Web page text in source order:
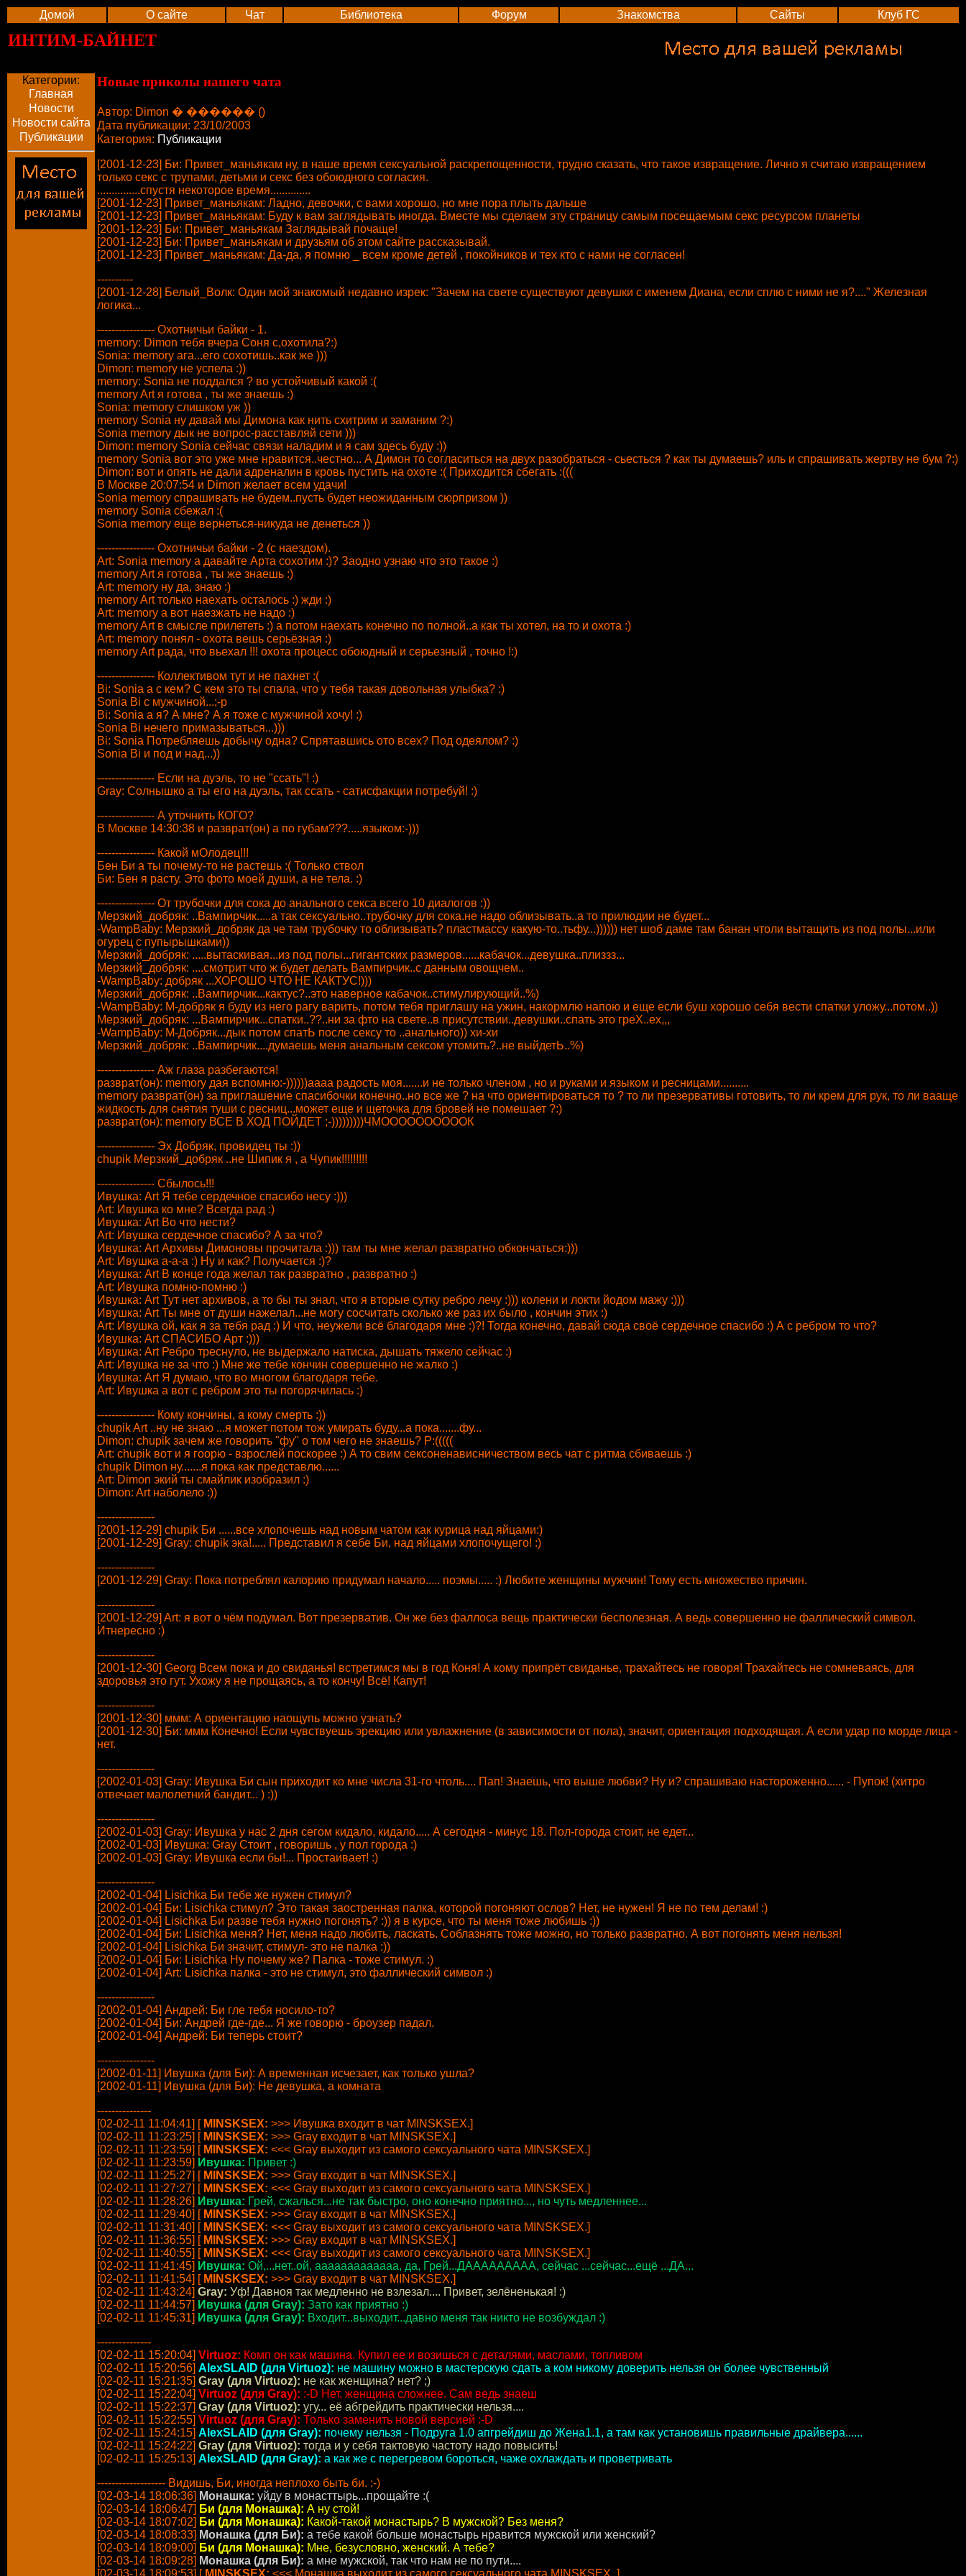
Домой О сайте Чат Библиотека Форум Знакомства Сайты Клуб ГС
ИНТИМ-БАЙНЕТ
Категории:
Главная
Новости
Новости сайта
Публикации
Новые приколы нашего чата
Автор: Dimon � ������ ()
Дата публикации: 23/10/2003
Категория: Публикации
[2001-12-23] Би: Привет_маньякам ну, в наше время сексуальной раскрепощенности, трудно сказать, что такое извращение. Лично я считаю извращением
только секс с трупами, детьми и секс без обоюдного согласия.
...............спустя некоторое время..............
[2001-12-23] Привет_маньякам: Ладно, девочки, с вами хорошо, но мне пора плыть дальше
[2001-12-23] Привет_маньякам: Буду к вам заглядывать иногда. Вместе мы сделаем эту страницу самым посещаемым секс ресурсом планеты
[2001-12-23] Би: Привет_маньякам Заглядывай почаще!
[2001-12-23] Би: Привет_маньякам и друзьям об этом сайте рассказывай.
[2001-12-23] Привет_маньякам: Да-да, я помню _ всем кроме детей , покойников и тех кто с нами не согласен!
----------
[2001-12-28] Белый_Волк: Один мой знакомый недавно изрек: "Зачем на свете существуют девушки с именем Диана, если сплю с ними не я?...." Железная
логика...
---------------- Охотничьи байки - 1.
memory: Dimon тебя вчера Соня с,охотила?:)
Sonia: memory ага...его сохотишь..как же )))
Dimon: memory не успела :))
memory: Sonia не поддался ? во устойчивый какой :(
memory Art я готова , ты же знаешь :)
Sonia: memory слишком уж ))
memory Sonia ну давай мы Димона как нить схитрим и заманим ?:)
Sonia memory дык не вопрос-расставляй сети )))
Dimon: memory Sonia сейчас связи наладим и я сам здесь буду :))
memory Sonia вот это уже мне нравится..честно... А Димон то согласиться на двух разобраться - сьесться ? как ты думаешь? иль и спрашивать жертву не бум ?:)
Dimon: вот и опять не дали адреналин в кровь пустить на охоте :( Приходится сбегать :(((
В Москве 20:07:54 и Dimon желает всем удачи!
Sonia memory спрашивать не будем..пусть будет неожиданным сюрпризом ))
memory Sonia сбежал :(
Sonia memory еще вернеться-никуда не денеться ))
---------------- Охотничьи байки - 2 (с наездом).
Art: Sonia memory а давайте Арта сохотим :)? Заодно узнаю что это такое :)
memory Art я готова , ты же знаешь :)
Art: memory ну да, знаю :)
memory Art только наехать осталось :) жди :)
Art: memory а вот наезжать не надо :)
memory Art в смысле прилететь :) а потом наехать конечно по полной..а как ты хотел, на то и охота :)
Art: memory понял - охота вешь серьёзная :)
memory Art рада, что вьехал !!! охота процесс обоюдный и серьезный , точно !:)
---------------- Коллективом тут и не пахнет :(
Bi: Sonia а с кем? С кем это ты спала, что у тебя такая довольная улыбка? :)
Sonia Bi с мужчиной...;-p
Bi: Sonia а я? А мне? А я тоже с мужчиной хочу! :)
Sonia Bi нечего примазываться...)))
Bi: Sonia Потребляешь добычу одна? Спрятавшись ото всех? Под одеялом? :)
Sonia Bi и под и над...))
---------------- Если на дуэль, то не "ссать"! :)
Gray: Солнышко а ты его на дуэль, так ссать - сатисфакции потребуй! :)
---------------- А уточнить КОГО?
В Москве 14:30:38 и разврат(он) а по губам???.....языком:-)))
---------------- Какой мОлодец!!!
Бен Би а ты почему-то не растешь :( Только ствол
Би: Бен я расту. Это фото моей души, а не тела. :)
---------------- От трубочки для сока до анального секса всего 10 диалогов :))
Мерзкий_добряк: ..Вампирчик.....а так сексуально..трубочку для сока.не надо облизывать..а то прилюдии не будет...
-WampBaby: Мерзкий_добряк да че там трубочку то облизывать? пластмассу какую-то..тьфу...)))))) нет шоб даме там банан чтоли вытащить из под полы...или
огурец с пупырышками))
Мерзкий_добряк: .....вытаскивая...из под полы...гигантских размеров......кабачок...девушка..плиззз...
Мерзкий_добряк: ....смотрит что ж будет делать Вампирчик..с данным овощчем..
-WampBaby: добряк ...ХОРОШО ЧТО НЕ КАКТУС!)))
Мерзкий_добряк: ..Вампирчик...кактус?..это наверное кабачок..стимулирующий..%)
-WampBaby: М-добряк я буду из него рагу варить, потом тебя приглашу на ужин, накормлю напою и еще если буш хорошо себя вести спатки уложу...потом..))
Мерзкий_добряк: ...Вампирчик...спатки..??..ни за фто на свете..в присутствии..девушки..спать это греХ..ех,,,
-WampBaby: М-Добряк...дык потом спатЬ после сексу то ..анального)) хи-хи
Мерзкий_добряк: ..Вампирчик....думаешь меня анальным сексом утомить?..не выйдетЬ..%)
---------------- Аж глаза разбегаются!
разврат(он): memory дая вспомню:-))))))аааа радость моя.......и не только членом , но и руками и языком и ресницами..........
memory разврат(он) за приглашение спасибочки конечно..но все же ? на что ориентироваться то ? то ли презервативы готовить, то ли крем для рук, то ли вааще
жидкость для снятия туши с ресниц...может еще и щеточка для бровей не помешает ?:)
разврат(он): memory ВСЕ В ХОД ПОЙДЕТ ;-)))))))))ЧМООООООООООК
---------------- Эх Добряк, провидец ты :))
chupik Мерзкий_добряк ..не Шипик я , а Чупик!!!!!!!!!
---------------- Сбылось!!!
Ивушка: Art Я тебе сердечное спасибо несу :)))
Art: Ивушка ко мне? Всегда рад :)
Ивушка: Art Во что нести?
Art: Ивушка сердечное спасибо? А за что?
Ивушка: Art Архивы Димоновы прочитала :))) там ты мне желал развратно обкончаться:)))
Art: Ивушка а-а-а :) Ну и как? Получается :)?
Ивушка: Art В конце года желал так развратно , развратно :)
Art: Ивушка помню-помню :)
Ивушка: Art Тут нет архивов, а то бы ты знал, что я вторые сутку ребро лечу :))) колени и локти йодом мажу :)))
Ивушка: Art Ты мне от души нажелал...не могу сосчитать сколько же раз их было , кончин этих :)
Art: Ивушка ой, как я за тебя рад :) И что, неужели всё благодаря мне :)?! Тогда конечно, давай сюда своё сердечное спасибо :) А с ребром то что?
Ивушка: Art СПАСИБО Арт :)))
Ивушка: Art Ребро треснуло, не выдержало натиска, дышать тяжело сейчас :)
Art: Ивушка не за что :) Мне же тебе кончин совершенно не жалко :)
Ивушка: Art Я думаю, что во многом благодаря тебе.
Art: Ивушка а вот с ребром это ты погорячилась :)
---------------- Кому кончины, а кому смерть :))
chupik Art ..ну не знаю ...я может потом тож умирать буду...а пока.......фу...
Dimon: chupik зачем же говорить "фу" о том чего не знаешь? Р:(((((
Art: chupik вот и я гоорю - взрослей поскорее :) А то свим сексоненависничеством весь чат с ритма сбиваешь :)
chupik Dimon ну.......я пока как представлю......
Art: Dimon экий ты смайлик изобразил :)
Dimon: Art наболело :))
----------------
[2001-12-29] chupik Би ......все хлопочешь над новым чатом как курица над яйцами:)
[2001-12-29] Gray: chupik эка!..... Представил я себе Би, над яйцами хлопочущего! :)
----------------
[2001-12-29] Gray: Пока потреблял калорию придумал начало..... поэмы..... :) Любите женщины мужчин! Тому есть множество причин.
----------------
[2001-12-29] Art: я вот о чём подумал. Вот презерватив. Он же без фаллоса вещь практически бесполезная. А ведь совершенно не фаллический символ.
Итнересно :)
----------------
[2001-12-30] Georg Всем пока и до свиданья! встретимся мы в год Коня! А кому припрёт свиданье, трахайтесь не говоря! Трахайтесь не сомневаясь, для
здоровья это гут. Ухожу я не прощаясь, а то кончу! Всё! Капут!
----------------
[2001-12-30] ммм: А ориентацию наощупь можно узнать?
[2001-12-30] Би: ммм Конечно! Если чувствуешь эрекцию или увлажнение (в зависимости от пола), значит, ориентация подходящая. А если удар по морде лица -
нет.
----------------
[2002-01-03] Gray: Ивушка Би сын приходит ко мне числа 31-го чтоль.... Пап! Знаешь, что выше любви? Ну и? спрашиваю настороженно...... - Пупок! (хитро
отвечает малолетний бандит... ) :))
----------------
[2002-01-03] Gray: Ивушка у нас 2 дня сегом кидало, кидало..... А сегодня - минус 18. Пол-города стоит, не едет...
[2002-01-03] Ивушка: Gray Стоит , говоришь , у пол города :)
[2002-01-03] Gray: Ивушка если бы!... Простаивает! :)
----------------
[2002-01-04] Lisichka Би тебе же нужен стимул?
[2002-01-04] Би: Lisichka стимул? Это такая заостренная палка, которой погоняют ослов? Нет, не нужен! Я не по тем делам! :)
[2002-01-04] Lisichka Би разве тебя нужно погонять? :)) я в курсе, что ты меня тоже любишь :))
[2002-01-04] Би: Lisichka меня? Нет, меня надо любить, ласкать. Соблазнять тоже можно, но только развратно. А вот погонять меня нельзя!
[2002-01-04] Lisichka Би значит, стимул- это не палка :))
[2002-01-04] Би: Lisichka Ну почему же? Палка - тоже стимул. :)
[2002-01-04] Art: Lisichka палка - это не стимул, это фаллический символ :)
----------------
[2002-01-04] Андрей: Би гле тебя носило-то?
[2002-01-04] Би: Андрей где-где... Я же говорю - броузер падал.
[2002-01-04] Андрей: Би теперь стоит?
----------------
[2002-01-11] Ивушка (для Би): А временная исчезает, как только ушла?
[2002-01-11] Ивушка (для Би): Не девушка, а комната
---------------
[02-02-11 11:04:41] [ MINSKSEX: >>> Ивушка входит в чат MINSKSEX.]
[02-02-11 11:23:25] [ MINSKSEX: >>> Gray входит в чат MINSKSEX.]
[02-02-11 11:23:59] [ MINSKSEX: <<< Gray выходит из самого сексуального чата MINSKSEX.]
[02-02-11 11:23:59] Ивушка: Привет :)
[02-02-11 11:25:27] [ MINSKSEX: >>> Gray входит в чат MINSKSEX.]
[02-02-11 11:27:27] [ MINSKSEX: <<< Gray выходит из самого сексуального чата MINSKSEX.]
[02-02-11 11:28:26] Ивушка: Грей, сжалься...не так быстро, оно конечно приятно..., но чуть медленнее...
[02-02-11 11:29:40] [ MINSKSEX: >>> Gray входит в чат MINSKSEX.]
[02-02-11 11:31:40] [ MINSKSEX: <<< Gray выходит из самого сексуального чата MINSKSEX.]
[02-02-11 11:36:55] [ MINSKSEX: >>> Gray входит в чат MINSKSEX.]
[02-02-11 11:40:55] [ MINSKSEX: <<< Gray выходит из самого сексуального чата MINSKSEX.]
[02-02-11 11:41:45] Ивушка: Ой,...нет..ой, ааааааааааааа, да, Грей...ДААААААААА, сейчас ...сейчас...ещё ...ДА...
[02-02-11 11:41:54] [ MINSKSEX: >>> Gray входит в чат MINSKSEX.]
[02-02-11 11:43:24] Gray: Уф! Давноя так медленно не взлезал.... Привет, зелёненькая! :)
[02-02-11 11:44:57] Ивушка (для Gray): Зато как приятно :)
[02-02-11 11:45:31] Ивушка (для Gray): Входит...выходит...давно меня так никто не возбуждал :)
---------------
[02-02-11 15:20:04] Virtuoz: Комп он как машина. Купил ее и возишься с деталями, маслами, топливом
[02-02-11 15:20:56] AlexSLAID (для Virtuoz): не машину можно в мастерскую сдать а ком никому доверить нельзя он более чувственный
[02-02-11 15:21:35] Gray (для Virtuoz): не как женщина? нет? ;)
[02-02-11 15:22:04] Virtuoz (для Gray): :-D Нет, женщина сложнее. Сам ведь знаеш
[02-02-11 15:22:37] Gray (для Virtuoz): угу... её абгрейдить практически нельзя....
[02-02-11 15:22:55] Virtuoz (для Gray): Только заменить новой версией :-D
[02-02-11 15:24:15] AlexSLAID (для Gray): почему нельзя - Подруга 1.0 апгрейдиш до Жена1.1, а там как установишь правильные драйвера......
[02-02-11 15:24:22] Gray (для Virtuoz): тогда и у себя тактовую частоту надо повысить!
[02-02-11 15:25:13] AlexSLAID (для Gray): а как же с перегревом бороться, чаже охлаждать и проветривать
------------------- Видишь, Би, иногда неплохо быть би. :-)
[02-03-14 18:06:36] Монашка: уйду в монасттырь...прощайте :(
[02-03-14 18:06:47] Би (для Монашка): А ну стой!
[02-03-14 18:07:02] Би (для Монашка): Какой-такой монастырь? В мужской? Без меня?
[02-03-14 18:08:33] Монашка (для Би): а тебе какой больше монастырь нравится мужской или женский?
[02-03-14 18:09:00] Би (для Монашка): Мне, безусловно, женский. А тебе?
[02-03-14 18:09:28] Монашка (для Би): а мне мужской, так что нам не по пути....
[02-03-14 18:09:53] [ MINSKSEX: <<< Монашка выходит из самого сексуального чата MINSKSEX. ]